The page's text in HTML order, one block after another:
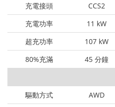
充電接頭
CCS2
充電功率
11 kW
超充功率
107 kW
80%充滿
45 分鐘
驅動方式
AWD